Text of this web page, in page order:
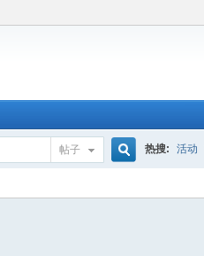
帖子 热搜: 活动